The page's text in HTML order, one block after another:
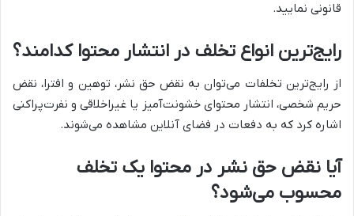
قانونی نمایید.
رایج‌ترین انواع تخلف در انتشار محتوا کدامند؟
از رایج‌ترین تخلفات می‌توان به نقض حق نشر، توهین و افترا، نقض
حریم شخصی، انتشار محتوای خشونت‌آمیز یا غیراخلاقی و نفرت‌پراکنی
اشاره کرد که به دفعات در فضای آنلاین مشاهده می‌شوند.
آیا نقض حق نشر در محتوا یک تخلف
محسوب می‌شود؟